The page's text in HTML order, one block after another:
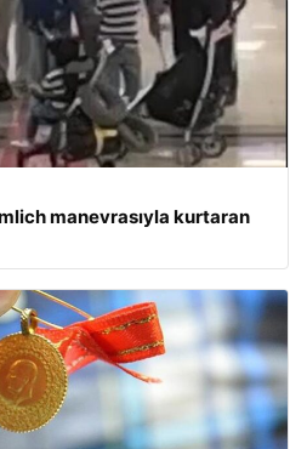
manevrasıyla kurtaran